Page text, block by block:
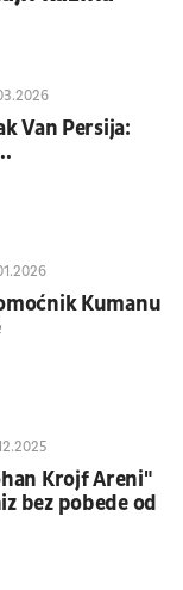
Van Persija:
Kumanu
Krojf Areni"
bez pobede od